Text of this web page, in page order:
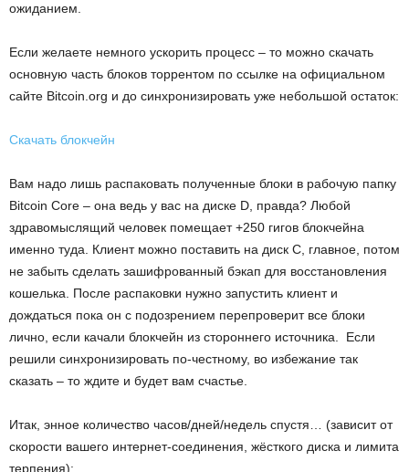
ожиданием.
Если желаете немного ускорить процесс – то можно скачать
основную часть блоков торрентом по ссылке на официальном
сайте Bitcoin.org и до синхронизировать уже небольшой остаток:
Скачать блокчейн
Вам надо лишь распаковать полученные блоки в рабочую папку
Bitcoin Core – она ведь у вас на диске D, правда? Любой
здравомыслящий человек помещает +250 гигов блокчейна
именно туда. Клиент можно поставить на диск С, главное, потом
не забыть сделать зашифрованный бэкап для восстановления
кошелька. После распаковки нужно запустить клиент и
дождаться пока он с подозрением перепроверит все блоки
лично, если качали блокчейн из стороннего источника. Если
решили синхронизировать по-честному, во избежание так
сказать – то ждите и будет вам счастье.
Итак, энное количество часов/дней/недель спустя… (зависит от
скорости вашего интернет-соединения, жёсткого диска и лимита
терпения):